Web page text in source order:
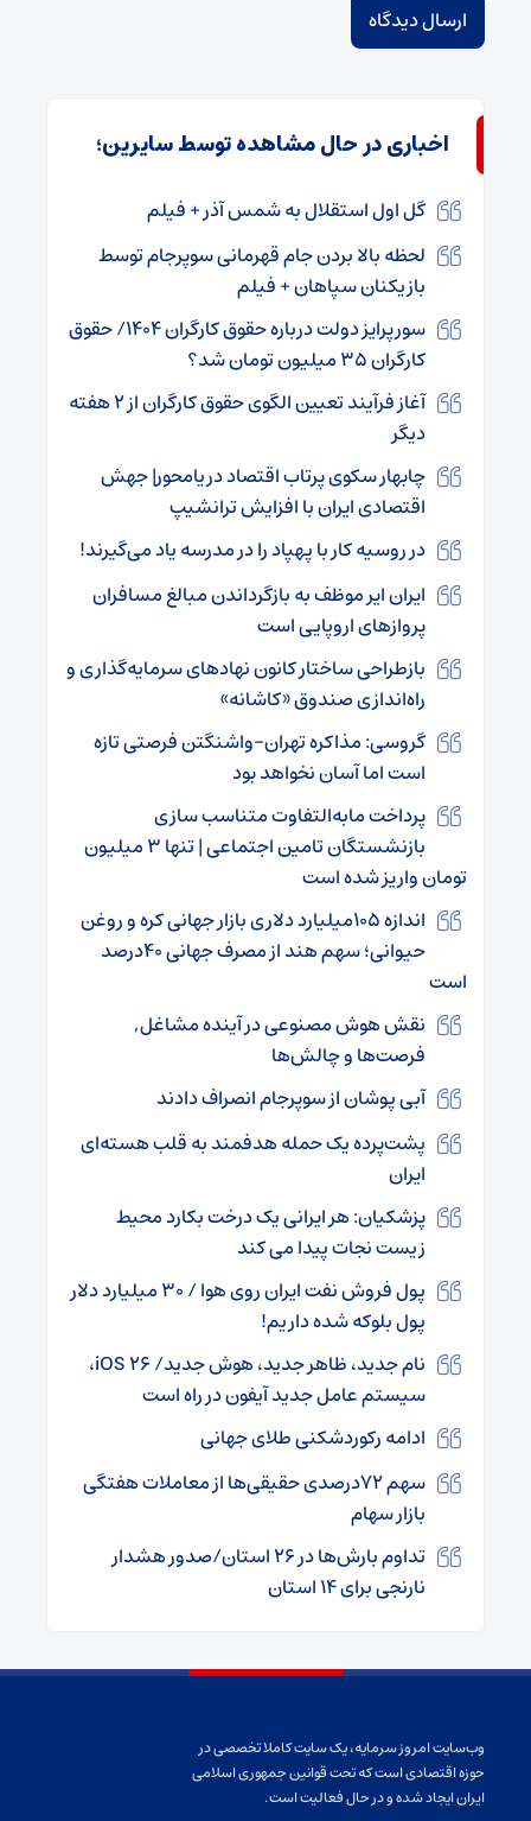
اخباری در حال مشاهده توسط سایرین؛
گل اول استقلال به شمس آذر + فیلم
لحظه بالا بردن جام قهرمانی سوپرجام توسط
بازیکنان سپاهان + فیلم
سورپرایز دولت درباره حقوق کارگران ۱۴۰۴/ حقوق
کارگران ۳۵ میلیون تومان شد؟
آغاز فرآیند تعیین الگوی حقوق کارگران از ۲ هفته
دیگر
چابهار سکوی پرتاب اقتصاد دریامحور| جهش
اقتصادی ایران با افزایش ترانشیپ
در روسیه کار با پهپاد را در مدرسه یاد می‌گیرند!
ایران ایر موظف به بازگرداندن مبالغ مسافران
پروازهای اروپایی است
بازطراحی ساختار کانون نهادهای سرمایه‌گذاری و
راه‌اندازی صندوق «کاشانه»
گروسی: مذاکره تهران-واشنگتن فرصتی تازه
است اما آسان نخواهد بود
پرداخت مابه‌التفاوت متناسب‌ سازی
بازنشستگان تامین اجتماعی | تنها ۳ میلیون
تومان واریز شده است
اندازه ۱۰۵میلیارد دلاری بازار جهانی کره و روغن
حیوانی؛ سهم هند از مصرف جهانی ۴۰درصد
است
نقش هوش مصنوعی در آینده مشاغل,
فرصت‌ها و چالش‌ها
آبی پوشان از سوپرجام انصراف دادند
پشت‌پرده یک حمله هدفمند به قلب هسته‌ای
ایران
پزشکیان: هر ایرانی یک درخت بکارد محیط
زیست نجات پیدا می کند
پول فروش نفت ایران روی هوا / ۳۰ میلیارد دلار
پول بلوکه شده داریم!
نام جدید، ظاهر جدید، هوش جدید/ iOS ۲۶،
سیستم عامل جدید آیفون در راه است
ادامه رکوردشکنی طلای جهانی
سهم ۷۲درصدی حقیقی‌ها از معاملات هفتگی
بازار سهام
تداوم بارش‌ها در ۲۶ استان/صدور هشدار
نارنجی برای ۱۴ استان
وب‌سایت امروز سرمایه، یک سایت کاملا تخصصی در
حوزه اقتصادی است که تحت قوانین جمهوری اسلامی
ایران ایجاد شده و در حال فعالیت است.